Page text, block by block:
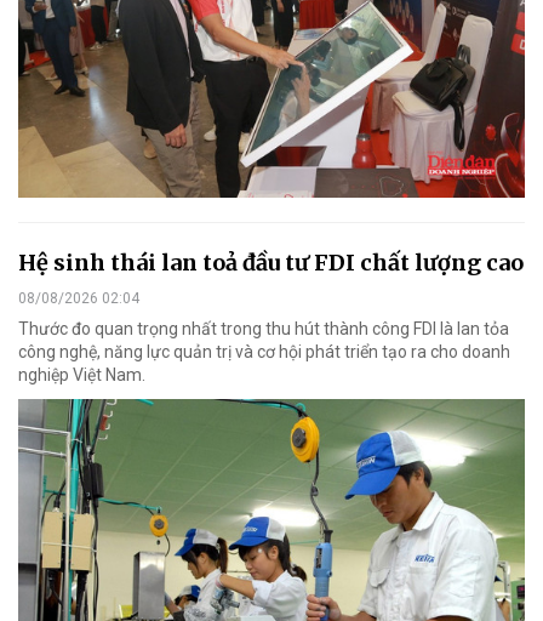
Hệ sinh thái lan toả đầu tư FDI chất lượng cao
08/08/2026 02:04
Thước đo quan trọng nhất trong thu hút thành công FDI là lan tỏa
công nghệ, năng lực quản trị và cơ hội phát triển tạo ra cho doanh
nghiệp Việt Nam.